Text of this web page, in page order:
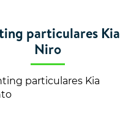
particulares Kia
Niro